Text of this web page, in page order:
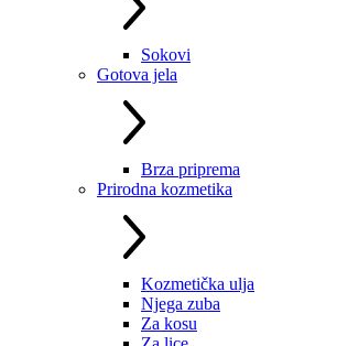
Sokovi
Gotova jela
Brza priprema
Prirodna kozmetika
Kozmetička ulja
Njega zuba
Za kosu